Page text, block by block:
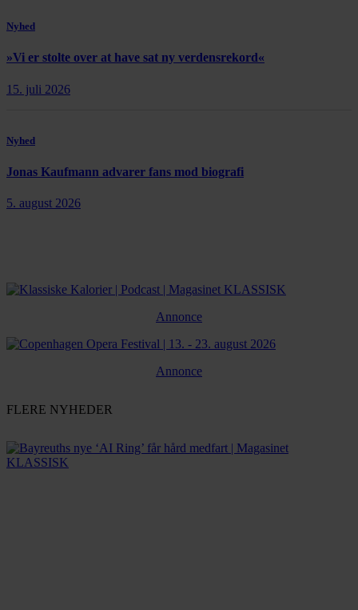
Nyhed
»Vi er stolte over at have sat ny verdensrekord«
15. juli 2026
Nyhed
Jonas Kaufmann advarer fans mod biografi
5. august 2026
Annonce
Annonce
FLERE NYHEDER